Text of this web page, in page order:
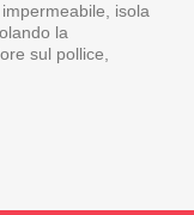
isola
la
sul pollice,